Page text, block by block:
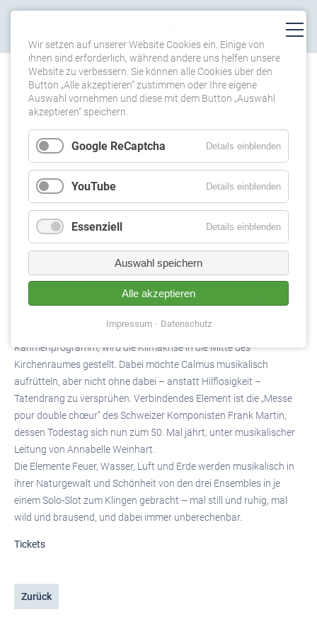
TERMINE
KONZERT IN LEIPZIG
23.11.2024 19:00
Peterskirche Leipzig
Elemente - 25 Jahre
Das zweite Festkonzert zum 25-jährigen Bestehen des Calmus
Ensembles in der Leipziger Peterskirche ist nicht nur ein Fest für
alle a-cappella-Fans. Gemeinsam mit den Ensembles Sjaella
(Leipzig) und Singer Pur (München) sowie dem BUND Leipzig
„Dreiklang fürs Klima”, als inhaltlichen Partnern mit thematischem
Rahmenprogramm, wird die Klimakrise in die Mitte des
Kirchenraumes gestellt. Dabei möchte Calmus musikalisch
aufrütteln, aber nicht ohne dabei – anstatt Hilflosigkeit –
Tatendrang zu versprühen. Verbindendes Element ist die „Messe
pour double chœur” des Schweizer Komponisten Frank Martin,
dessen Todestag sich nun zum 50. Mal jährt, unter musikalischer
Leitung von Annabelle Weinhart.
Die Elemente Feuer, Wasser, Luft und Erde werden musikalisch in
ihrer Naturgewalt und Schönheit von den drei Ensembles in je
einem Solo-Slot zum Klingen gebracht – mal still und ruhig, mal
wild und brausend, und dabei immer unberechenbar.
Tickets
Zurück
Wir setzen auf unserer Website Cookies ein. Einige von
ihnen sind erforderlich, während andere uns helfen unsere
Website zu verbessern. Sie können alle Cookies über den
Button „Alle akzeptieren“ zustimmen oder Ihre eigene
Auswahl vornehmen und diese mit dem Button „Auswahl
akzeptieren“ speichern.
Google ReCaptcha Details einblenden
YouTube Details einblenden
Essenziell Details einblenden
Auswahl speichern
Alle akzeptieren
Impressum Datenschutz